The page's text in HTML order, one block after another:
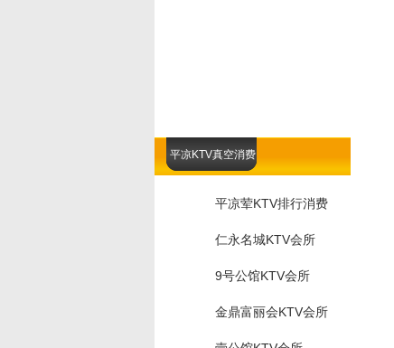
平凉KTV真空消费
平凉荤KTV排行消费
仁永名城KTV会所
9号公馆KTV会所
金鼎富丽会KTV会所